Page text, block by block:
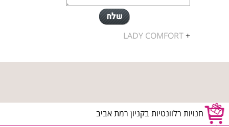
+
LADY COMFORT
חנויות רלוונטיות בקניון רמת אביב